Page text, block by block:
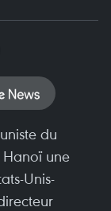
du
une
Unis-